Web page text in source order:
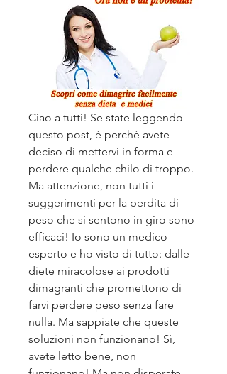
Ciao a tutti! Se state leggendo
questo post, è perché avete
deciso di mettervi in forma e
perdere qualche chilo di troppo.
Ma attenzione, non tutti i
suggerimenti per la perdita di
peso che si sentono in giro sono
efficaci! Io sono un medico
esperto e ho visto di tutto: dalle
diete miracolose ai prodotti
dimagranti che promettono di
farvi perdere peso senza fare
nulla. Ma sappiate che queste
soluzioni non funzionano! Sì,
avete letto bene, non